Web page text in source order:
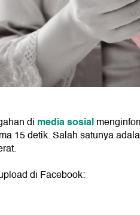
di media sosial
15 detik. Salah satunya
di Facebook: